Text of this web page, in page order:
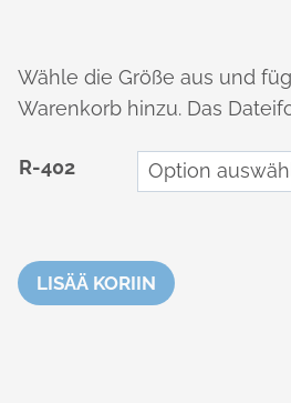
Wähle die Größe aus und
Warenkorb hinzu. Das
R-402
LISÄÄ KORIIN